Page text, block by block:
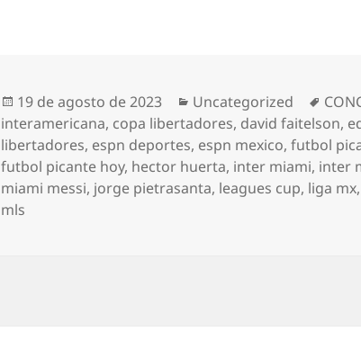
Publicado
el
19 de agosto de 2023 Categorías
Uncategorized
interamericana, copa libertadores, david faitelson,
libertadores, espn deportes, espn mexico,futbol
futbol picante hoy, hector huerta, inter miami, inter
miami messi, jorge pietrasanta, leagues cup, liga mx,
mls